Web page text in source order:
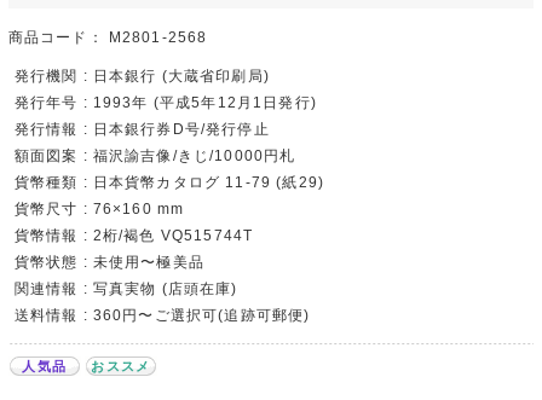
商品コード： M2801-2568
発行機関 : 日本銀行 (大蔵省印刷局)
発行年号 : 1993年 (平成5年12月1日発行)
発行情報 : 日本銀行券D号/発行停止
額面図案 : 福沢諭吉像/きじ/10000円札
貨幣種類 : 日本貨幣カタログ 11-79 (紙29)
貨幣尺寸 : 76×160 mm
貨幣情報 : 2桁/褐色 VQ515744T
貨幣状態 : 未使用〜極美品
関連情報 : 写真実物 (店頭在庫)
送料情報 : 360円〜ご選択可(追跡可郵便)
人気品 おススメ